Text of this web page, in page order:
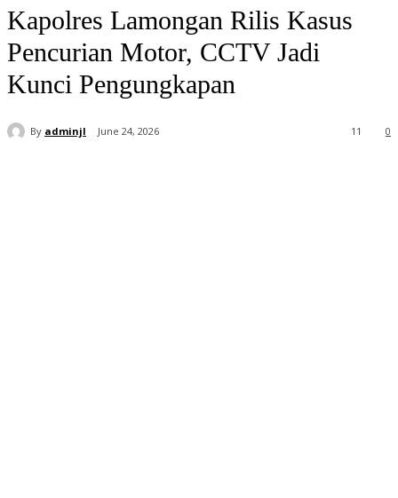
Kapolres Lamongan Rilis Kasus
Pencurian Motor, CCTV Jadi
Kunci Pengungkapan
By adminjl June 24, 2026 0
11